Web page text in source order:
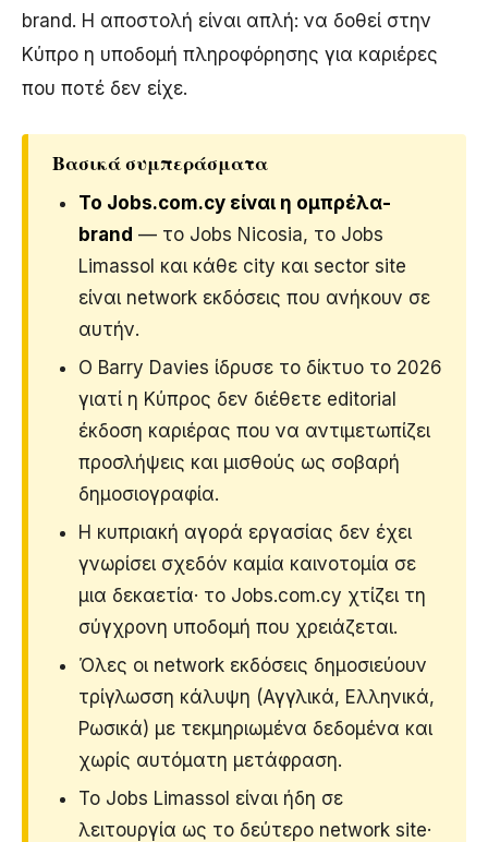
brand. Η αποστολή είναι απλή: να δοθεί στην
Κύπρο η υποδομή πληροφόρησης για καριέρες
που ποτέ δεν είχε.
Βασικά συμπεράσματα
Το Jobs.com.cy είναι η ομπρέλα-
brand — το Jobs Nicosia, το Jobs
Limassol και κάθε city και sector site
είναι network εκδόσεις που ανήκουν σε
αυτήν.
Ο Barry Davies ίδρυσε το δίκτυο το 2026
γιατί η Κύπρος δεν διέθετε editorial
έκδοση καριέρας που να αντιμετωπίζει
προσλήψεις και μισθούς ως σοβαρή
δημοσιογραφία.
Η κυπριακή αγορά εργασίας δεν έχει
γνωρίσει σχεδόν καμία καινοτομία σε
μια δεκαετία· το Jobs.com.cy χτίζει τη
σύγχρονη υποδομή που χρειάζεται.
Όλες οι network εκδόσεις δημοσιεύουν
τρίγλωσση κάλυψη (Αγγλικά, Ελληνικά,
Ρωσικά) με τεκμηριωμένα δεδομένα και
χωρίς αυτόματη μετάφραση.
Το Jobs Limassol είναι ήδη σε
λειτουργία ως το δεύτερο network site·